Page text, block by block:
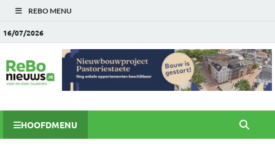
REBO MENU
16/07/2026
HOOFDMENU